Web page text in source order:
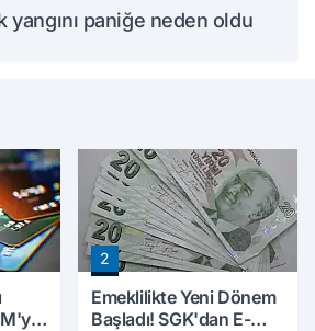
yangını paniğe neden oldu
2
Emeklilikte Yeni Dönem
Başladı! SGK'dan E-